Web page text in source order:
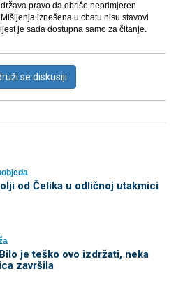
pravo da obriše neprimjeren
iznešena u chatu nisu stavovi
je sada dostupna samo za čitanje.
se diskusiji
od Čelika u odličnoj utakmici
je teško ovo izdržati, neka
završila